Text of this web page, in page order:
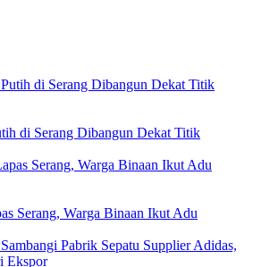
di Serang Dibangun Dekat Titik
Serang, Warga Binaan Ikut Adu